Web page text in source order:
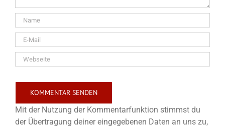
Mit der Nutzung der Kommentarfunktion stimmst du
der Übertragung deiner eingegebenen Daten an uns zu,